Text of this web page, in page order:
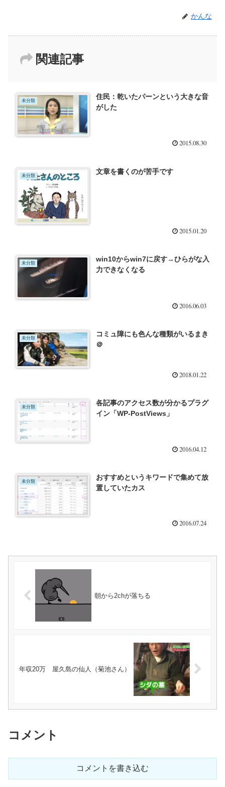
かんな
関連記事
未分類
住民：乾いたパーンという大きな音
がした
2015.08.30
未分類 文章を書くのが苦手です
2015.01.20
未分類
win10からwin7に戻す→ひらがな入
力できなくなる
2016.06.03
未分類
コミュ障にも色んな種類がいるまき
＠
2018.01.22
未分類
各記事のアクセス数が分かるプラグ
イン「WP-PostViews」
2016.04.12
未分類
おすすめというキワードで集めて放
置していたカス
2016.07.24
朝から2chが落ちる
年収20万 屋久島の仙人（菊池さん）
コメント
コメントを書き込む